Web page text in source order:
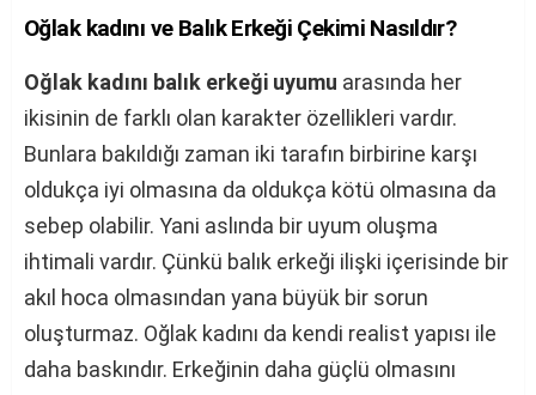
Oğlak kadını ve Balık Erkeği Çekimi Nasıldır?
Oğlak kadını balık erkeği uyumu arasında her
ikisinin de farklı olan karakter özellikleri vardır.
Bunlara bakıldığı zaman iki tarafın birbirine karşı
oldukça iyi olmasına da oldukça kötü olmasına da
sebep olabilir. Yani aslında bir uyum oluşma
ihtimali vardır. Çünkü balık erkeği ilişki içerisinde bir
akıl hoca olmasından yana büyük bir sorun
oluşturmaz. Oğlak kadını da kendi realist yapısı ile
daha baskındır. Erkeğinin daha güçlü olmasını